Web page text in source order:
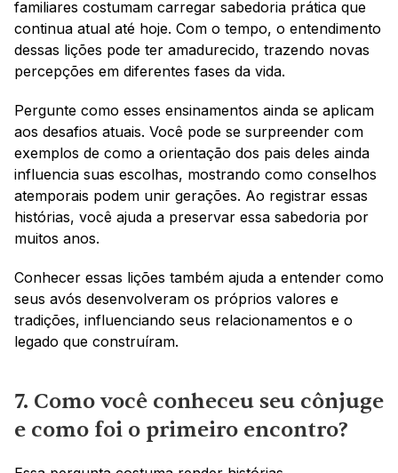
familiares costumam carregar sabedoria prática que
continua atual até hoje. Com o tempo, o entendimento
dessas lições pode ter amadurecido, trazendo novas
percepções em diferentes fases da vida.
Pergunte como esses ensinamentos ainda se aplicam
aos desafios atuais. Você pode se surpreender com
exemplos de como a orientação dos pais deles ainda
influencia suas escolhas, mostrando como conselhos
atemporais podem unir gerações. Ao registrar essas
histórias, você ajuda a preservar essa sabedoria por
muitos anos.
Conhecer essas lições também ajuda a entender como
seus avós desenvolveram os próprios valores e
tradições, influenciando seus relacionamentos e o
legado que construíram.
7. Como você conheceu seu cônjuge
e como foi o primeiro encontro?